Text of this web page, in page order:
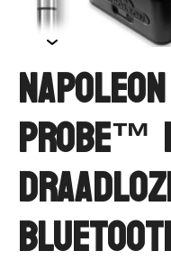
Napoleon
PROBE™